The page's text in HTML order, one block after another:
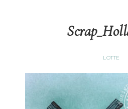
LOTTE